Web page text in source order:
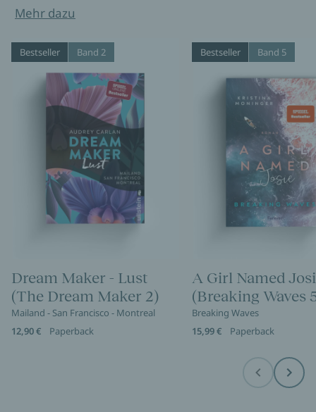
Mehr dazu
Bestseller Band 2
Dream Maker - Lust
(The Dream Maker 2)
Mailand - San Francisco - Montreal
12,90 €
Paperback
Bestseller Band 5
A Girl Named
(Breaking Waves
Breaking Waves
15,99 €
Paperback
Before Next